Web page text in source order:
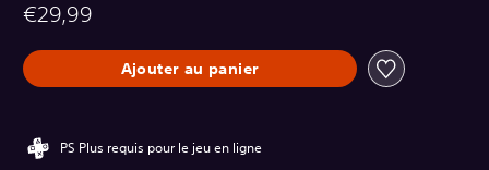
€29,99
Ajouter au panier
PS Plus requis pour le jeu en ligne